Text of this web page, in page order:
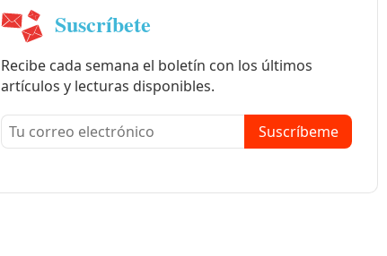
Suscríbete
Recibe cada semana el boletín con los últimos
artículos y lecturas disponibles.
Suscríbeme